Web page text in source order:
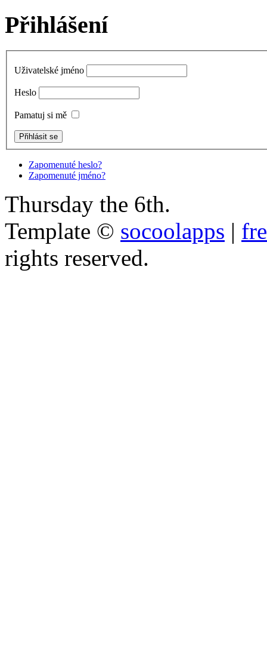
Přihlášení
Uživatelské jméno
Heslo
Pamatuj si mě
Zapomenuté heslo?
Zapomenuté jméno?
Thursday the 6th.
Template © socoolapps |
rights reserved.